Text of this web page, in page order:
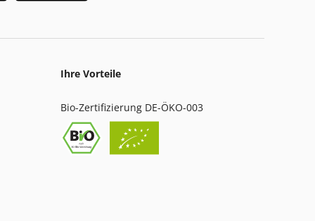
Ihre Vorteile
Bio-Zertifizierung DE-ÖKO-003